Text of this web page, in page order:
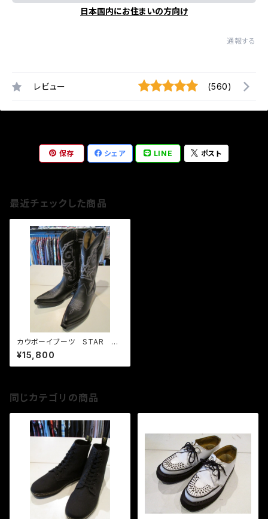
日本国内にお住まいの方向け
通報する
レビュー (560)
保存 シェア LINE ポスト
最近チェックした商品
カウボーイブーツ STAR T.
U.K.
¥15,800
同じカテゴリの商品